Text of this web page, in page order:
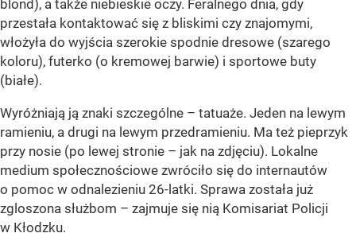
blond), a także niebieskie oczy. Feralnego dnia, gdy
przestała kontaktować się z bliskimi czy znajomymi,
włożyła do wyjścia szerokie spodnie dresowe (szarego
koloru), futerko (o kremowej barwie) i sportowe buty
(białe).
Wyróżniają ją znaki szczególne – tatuaże. Jeden na lewym
ramieniu, a drugi na lewym przedramieniu. Ma też pieprzyk
przy nosie (po lewej stronie – jak na zdjęciu). Lokalne
medium społecznościowe zwróciło się do internautów
o pomoc w odnalezieniu 26-latki. Sprawa została już
zgloszona służbom – zajmuje się nią Komisariat Policji
w Kłodzku.